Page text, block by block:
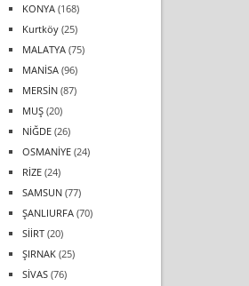
KONYA(168)
Kurtköy(25)
MALATYA(75)
MANİSA(96)
MERSİN(87)
MUŞ(20)
NİĞDE(26)
OSMANİYE(24)
RİZE(24)
SAMSUN(77)
ŞANLIURFA(70)
SİİRT(20)
ŞIRNAK(25)
SİVAS(76)